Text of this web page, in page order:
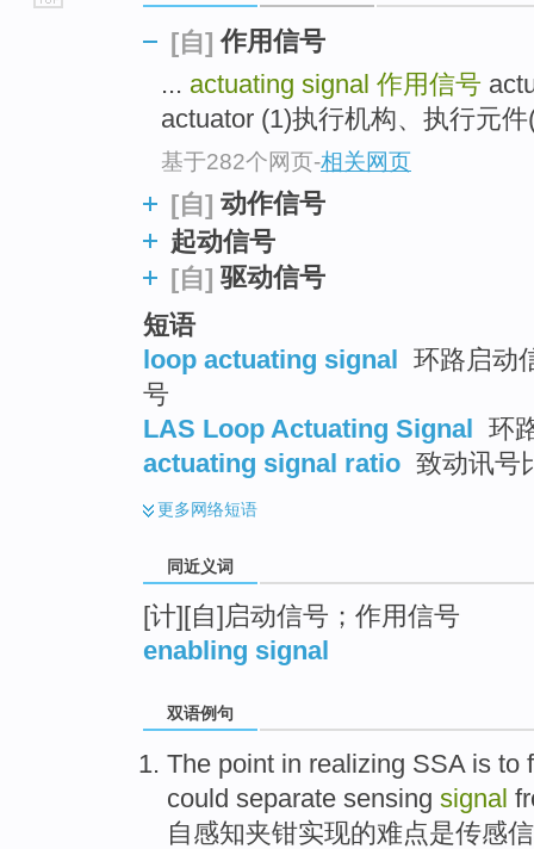
[自] 作用信号
... actuating signal 作用信号
actuator (1)执行机构、执行元
基于282个网页-相关网页
[自] 动作信号
起动信号
[自] 驱动信号
短语
loop actuating signal
环路启动
号
LAS Loop Actuating Signal
环
actuating signal ratio 致动讯号
更多网络短语
同近义词
[计][自]启动信号；作用信号
enabling signal
双语例句
The point in realizing SSA is to
could separate sensing signal
自感知夹钳实现的难点是传感